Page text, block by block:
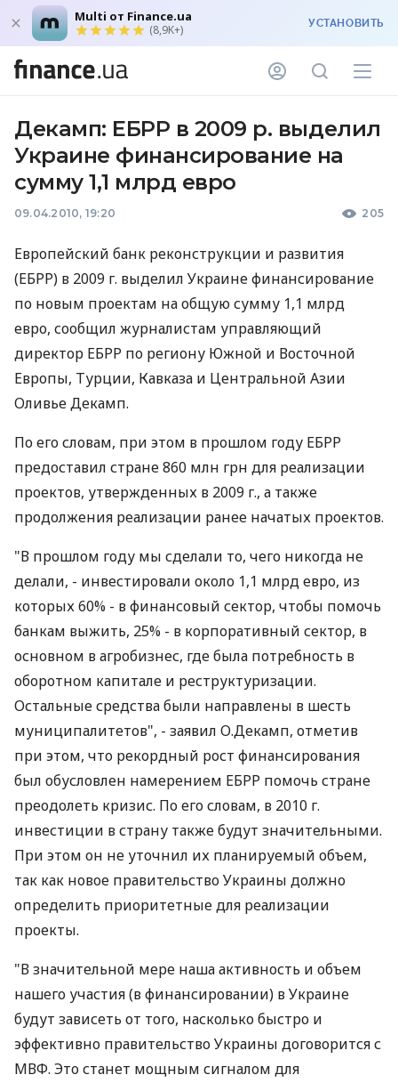
Multi от Finance.ua
(8,9K+) УСТАНОВИТЬ
Декамп: ЕБРР в 2009 р. выделил
Украине финансирование на
сумму 1,1 млрд евро
09.04.2010, 19:20 205
Европейский банк реконструкции и развития
(ЕБРР) в 2009 г. выделил Украине финансирование
по новым проектам на общую сумму 1,1 млрд
евро, сообщил журналистам управляющий
директор ЕБРР по региону Южной и Восточной
Европы, Турции, Кавказа и Центральной Азии
Оливье Декамп.
По его словам, при этом в прошлом году ЕБРР
предоставил стране 860 млн грн для реализации
проектов, утвержденных в 2009 г., а также
продолжения реализации ранее начатых проектов.
"В прошлом году мы сделали то, чего никогда не
делали, - инвестировали около 1,1 млрд евро, из
которых 60% - в финансовый сектор, чтобы помочь
банкам выжить, 25% - в корпоративный сектор, в
основном в агробизнес, где была потребность в
оборотном капитале и реструктуризации.
Остальные средства были направлены в шесть
муниципалитетов", - заявил О.Декамп, отметив
при этом, что рекордный рост финансирования
был обусловлен намерением ЕБРР помочь стране
преодолеть кризис. По его словам, в 2010 г.
инвестиции в страну также будут значительными.
При этом он не уточнил их планируемый объем,
так как новое правительство Украины должно
определить приоритетные для реализации
проекты.
"В значительной мере наша активность и объем
нашего участия (в финансировании) в Украине
будут зависеть от того, насколько быстро и
эффективно правительство Украины договорится с
МВФ. Это станет мощным сигналом для